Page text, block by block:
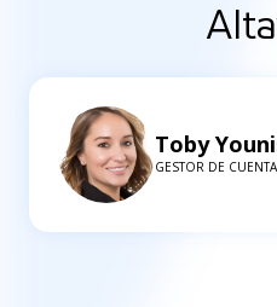
Toby
GESTOR DE